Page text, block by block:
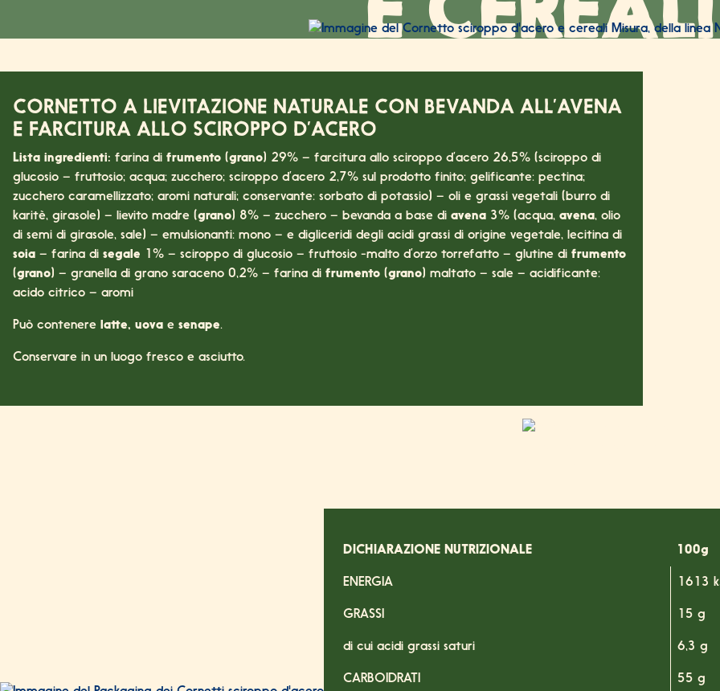
E CEREALI
16 ORE DILIEVITAZIONE
CORNETTO A LIEVITAZIONE NATURALE CON BEVANDA ALL’AVENA
E FARCITURA ALLO SCIROPPO D’ACERO
Lista ingredienti: farina di frumento (grano) 29% – farcitura allo sciroppo d’acero 26,5% (sciroppo di
glucosio – fruttosio; acqua; zucchero; sciroppo d’acero 2,7% sul prodotto finito; gelificante: pectina;
zucchero caramellizzato; aromi naturali; conservante: sorbato di potassio) – oli e grassi vegetali (burro di
karitè, girasole) – lievito madre (grano) 8% – zucchero – bevanda a base di avena 3% (acqua, avena, olio
di semi di girasole, sale) – emulsionanti: mono – e digliceridi degli acidi grassi di origine vegetale, lecitina di
soia – farina di segale 1% – sciroppo di glucosio – fruttosio -malto d’orzo torrefatto – glutine di frumento
(grano) – granella di grano saraceno 0,2% – farina di frumento (grano) maltato – sale – acidificante:
acido citrico – aromi
Può contenere latte, uova e senape.
Conservare in un luogo fresco e asciutto.
DICHIARAZIONE NUTRIZIONALE 100g
ENERGIA 1613
GRASSI 15 g
di cui acidi grassi saturi 6,3 g
CARBOIDRATI 55 g